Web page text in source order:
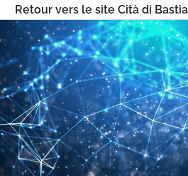
Retour vers le site Cità di Bastia